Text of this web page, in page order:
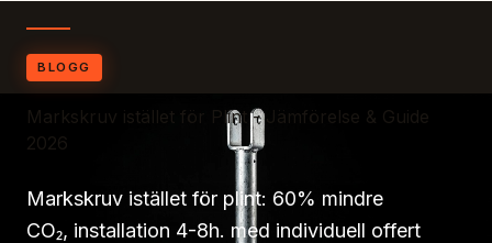
BLOGG
Markskruv istället för Plint - Jämförelse & Guide
2026
Markskruv istället för plint: 60% mindre
CO₂, installation 4-8h. med individuell offert